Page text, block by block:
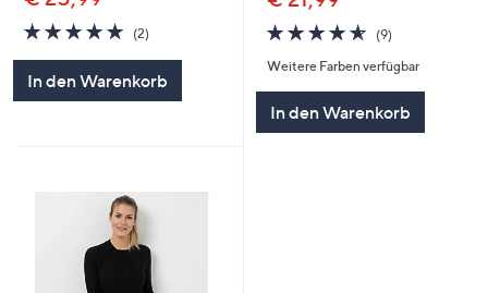
5.0
von
(2)2
In den Warenkorb
4.6
von
5
(9)9
Weitere Farben verfügbar
In den Warenkorb